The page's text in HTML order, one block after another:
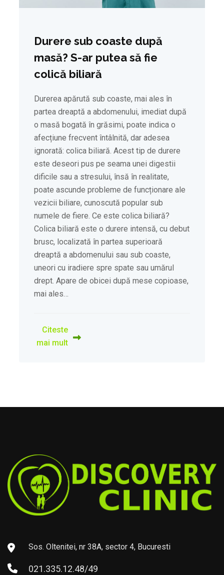
Durere sub coaste după
masă? S-ar putea să fie
colică biliară
Durerea apărută sub coaste, mai ales în
partea dreaptă a abdomenului, imediat după
o masă bogată în grăsimi, poate indica o
afecțiune frecvent întâlnită, dar adesea
ignorată: colica biliară. Acest tip de durere
este deseori pus pe seama unei digestii
dificile sau a stresului, însă în realitate,
poate ascunde probleme de funcționare ale
vezicii biliare, cunoscută popular sub
numele de fiere. Ce este colica biliară?
Colica biliară este o durere intensă, cu debut
brusc, localizată în partea superioară
dreaptă a abdomenului sau sub coaste,
uneori cu iradiere spre spate sau umărul
drept. Apare de obicei după mese copioase,
mai ales…
Citeste
mai mult
Sos. Oltenitei, nr 38A, sector 4, Bucuresti
021.335.12.48/49